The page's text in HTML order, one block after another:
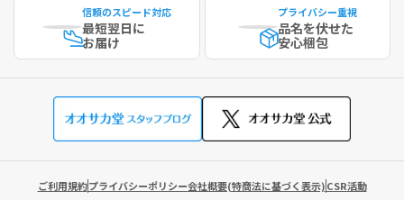
信頼のスピード対応
最短翌日に
お届け
プライバシー重視
品名を伏せた
安心梱包
ご利用規約プライバシーポリシー会社概要(特商法に基づく表示)CSR活動